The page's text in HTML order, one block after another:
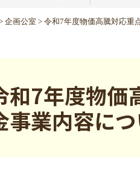
企画公室 > 令和7年度物価高騰対応重
和7年度物価
事業内容に